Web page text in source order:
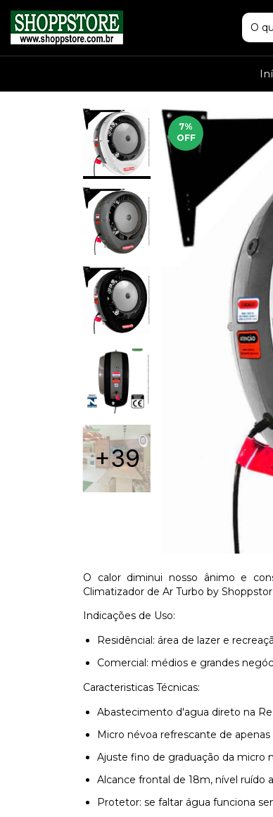
+39
7%
OFF
O calor diminui nosso ânimo e
Climatizador de Ar Turbo by
Indicações de Uso:
Residêncial: área de lazer e
Comercial: médios e grandes
Caracteristicas Técnicas:
Abastecimento d'agua direto na
Micro névoa refrescante de
Ajuste fino de graduação da micro
Alcance frontal de 18m, nível ruído
Protetor: se faltar água funciona